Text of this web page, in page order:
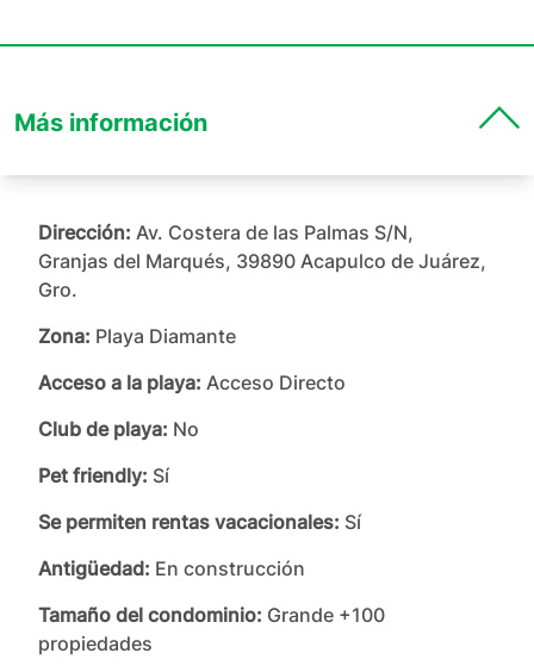
Más información
Dirección: Av. Costera de las Palmas S/N,
Granjas del Marqués, 39890 Acapulco de Juárez,
Gro.
Zona: Playa Diamante
Acceso a la playa: Acceso Directo
Club de playa: No
Pet friendly: Sí
Se permiten rentas vacacionales: Sí
Antigüedad: En construcción
Tamaño del condominio: Grande +100
propiedades